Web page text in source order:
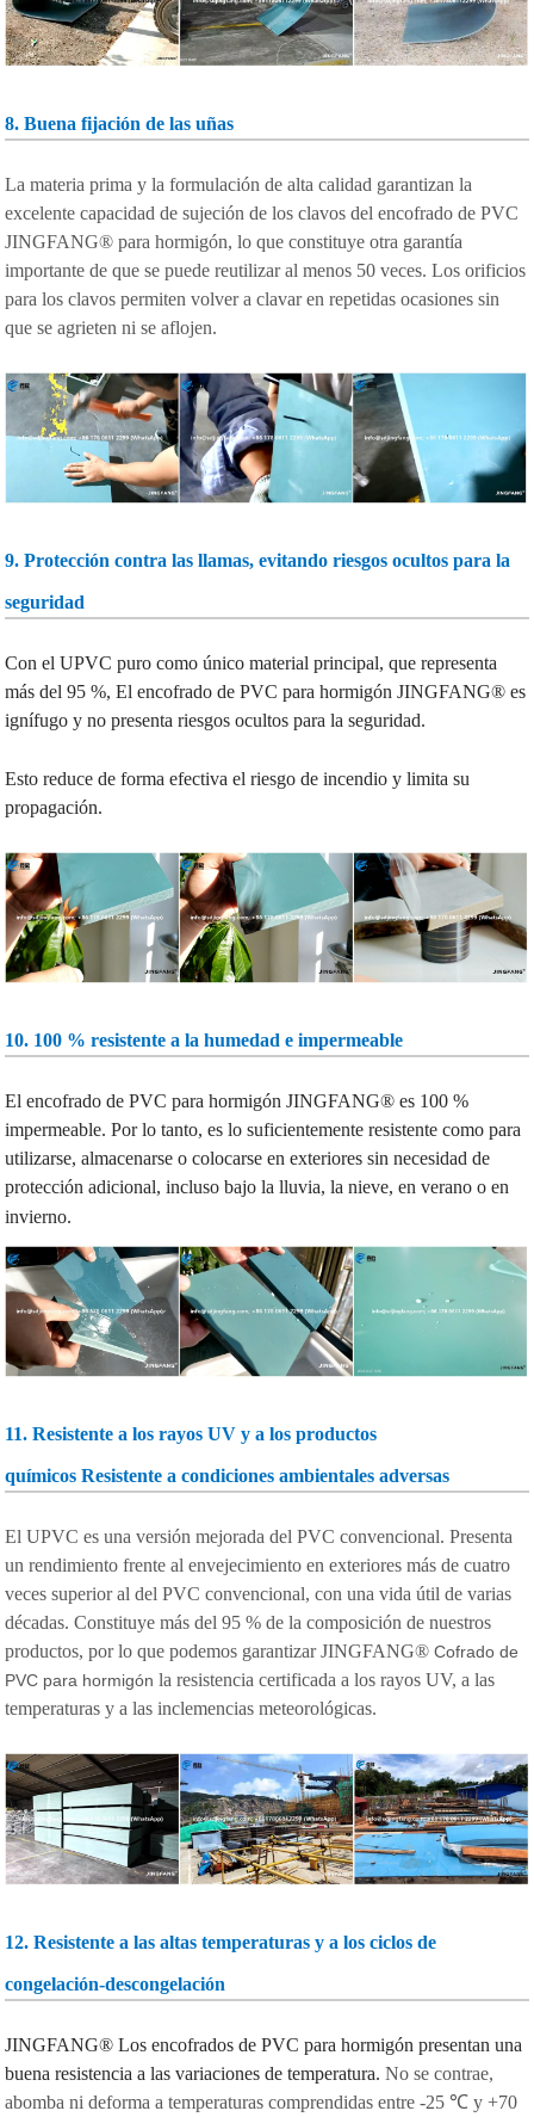
8. Buena fijación de las uñas
La materia prima y la formulación de alta calidad garantizan la
excelente capacidad de sujeción de los clavos del encofrado de PVC
JINGFANG® para hormigón, lo que constituye otra garantía
importante de que se puede reutilizar al menos 50 veces. Los orificios
para los clavos permiten volver a clavar en repetidas ocasiones sin
que se agrieten ni se aflojen.
9. Protección contra las llamas, evitando riesgos ocultos para la
seguridad
Con el UPVC puro como único material principal, que representa
más del 95 %,El encofrado de PVC para hormigón JINGFANG® es
ignífugo y no presenta riesgos ocultos para la seguridad.
Esto reduce de forma efectiva el riesgo de incendio y limita su
propagación.
10. 100 % resistente a la humedad e impermeable
El encofrado de PVC para hormigón JINGFANG® es 100 %
impermeable. Por lo tanto, es lo suficientemente resistente como para
utilizarse, almacenarse o colocarse en exteriores sin necesidad de
protección adicional, incluso bajo la lluvia, la nieve, en verano o en
invierno.
11.Resistente a los rayos UV y a los productos
químicosResistente a condiciones ambientales adversas
El UPVC es una versión mejorada del PVC convencional. Presenta
un rendimiento frente al envejecimiento en exteriores más de cuatro
veces superior al del PVC convencional, con una vida útil de varias
décadas. Constituye más del 95 % de la composición de nuestros
productos, por lo que podemos garantizar JINGFANG®Cofrado de
PVC para hormigón la resistencia certificada a los rayos UV, a las
temperaturas y a las inclemencias meteorológicas.
12. Resistente a las altas temperaturas y a los ciclos de
congelación-descongelación
JINGFANG® Los encofrados de PVC para hormigón presentan una
buena resistencia a las variaciones de temperatura.No se contrae,
abomba ni deforma a temperaturas comprendidas entre -25 ℃ y +70